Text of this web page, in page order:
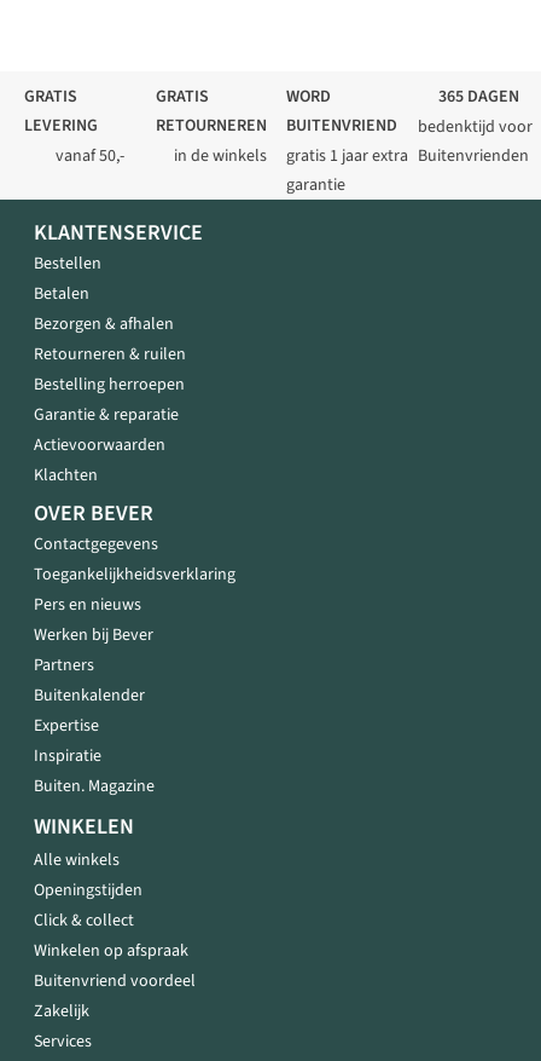
GRATIS
LEVERING
vanaf 50,-
GRATIS
RETOURNEREN
in de winkels
WORD
BUITENVRIEND
gratis 1 jaar extra
garantie
365 DAGEN
bedenktijd voor
Buitenvrienden
KLANTENSERVICE
Bestellen
Betalen
Bezorgen & afhalen
Retourneren & ruilen
Bestelling herroepen
Garantie & reparatie
Actievoorwaarden
Klachten
OVER BEVER
Contactgegevens
Toegankelijkheidsverklaring
Pers en nieuws
Werken bij Bever
Partners
Buitenkalender
Expertise
Inspiratie
Buiten. Magazine
WINKELEN
Alle winkels
Openingstijden
Click & collect
Winkelen op afspraak
Buitenvriend voordeel
Zakelijk
Services